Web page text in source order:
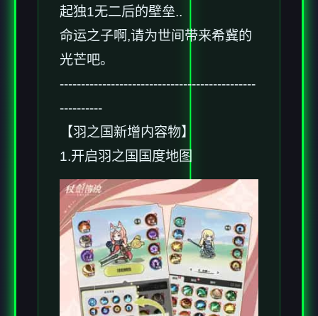
起独1无二后的壁垒..
命运之子啊,请为世间带来希冀的
光芒吧。
----------------------------------------------
----------
【羽之国新增内容物】
1.开启羽之国国度地图